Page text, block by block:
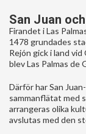
San Juan
Firandet i Las
1478 grundades
Rejón gick i land
blev Las Palmas de
Därför har San
sammanflätat med
arrangeras olika
avslutas med den